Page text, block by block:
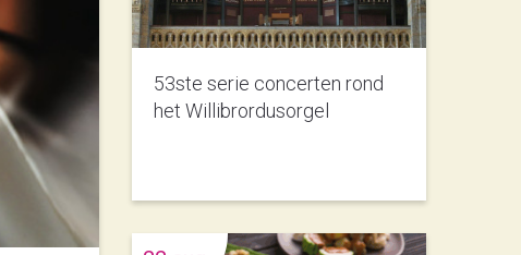
53ste serie concerten rond
het Willibrordusorgel